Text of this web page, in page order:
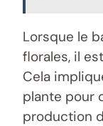
Lorsque le
florales, il
Cela
plante pour
production